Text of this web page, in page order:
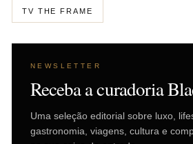
TV THE FRAME
NEWSLETTER
Receba a curadoria
Uma seleção editorial sobre luxo,
gastronomia, viagens, cultura e